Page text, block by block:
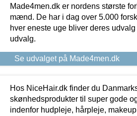
Made4men.dk er nordens største
mænd. De har i dag over 5.000
hver eneste uge bliver deres
udvalg.
Se udvalget på Made4men.dk
Hos NiceHair.dk finder du
skønhedsprodukter til super gode
indenfor hudpleje, hårpleje,